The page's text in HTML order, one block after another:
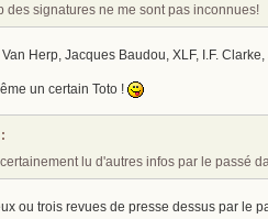
des signatures ne me sont pas inconnues!
Herp, Jacques Baudou, XLF, I.F.
un certain Toto !
lu d'autres infos par le passé
ou trois revues de presse dessus par le